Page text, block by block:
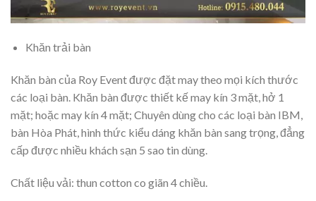
Khăn trải bàn
Khăn bàn của Roy Event được đặt may theo mọi kích thước
các loại bàn. Khăn bàn được thiết kế may kín 3 mặt, hở 1
mặt; hoặc may kín 4 mặt; Chuyên dùng cho các loại bàn IBM,
bàn Hòa Phát, hình thức kiểu dáng khăn bàn sang trọng, đẳng
cấp được nhiều khách sạn 5 sao tin dùng.
Chất liệu vải: thun cotton co giãn 4 chiều.